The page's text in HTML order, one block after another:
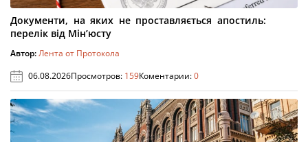
Документи, на яких не проставляється апостиль:
перелік від Мін’юсту
Автор:Лента от Протокола
06.08.2026Просмотров: 159Коментарии:0